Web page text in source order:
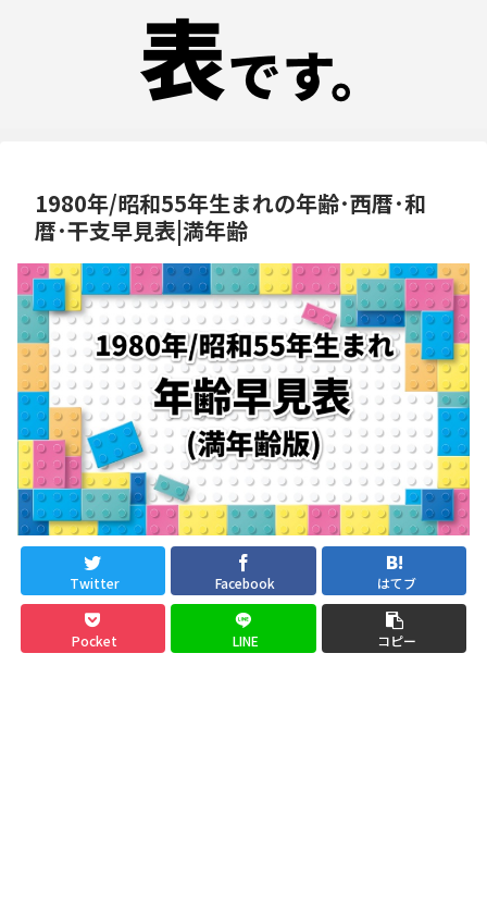
1980年/昭和55年生まれの年齢･西暦･和
暦･干支早見表|満年齢
Twitter Facebook はてブ
Pocket LINE コピー